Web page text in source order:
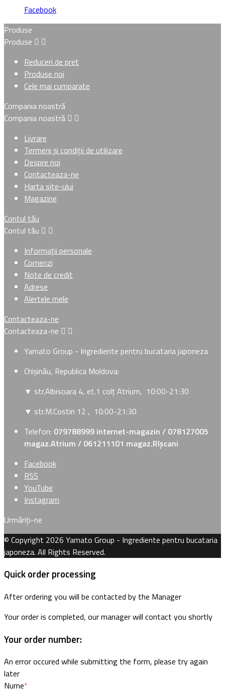
Facebook
Produse
Produse  
Reduceri de pret
Produse noi
Cele mai cumparate
Compania noastră
Compania noastră  
Livrare
Termeni și condiții de utilizare
Despre noi
Contacteaza-ne
Harta site-ului
Magazine
Contul tău
Contul tău  
Informații personale
Comenzi
Note de credit
Adrese
Alertele mele
Contacteaza-ne
Contacteaza-ne  
Yamato Group - Ingrediente pentru bucataria japoneza
Chișinău, Republica Moldova:
▼ str.Albisoara 4, et.1 colț Atrium, 10:00-21:30
▼ str.M.Costin 12 , 10:00-21:30
Telefon: 079788999 internet-magazin / 078127005
magaz.Atrium / 061211101 magaz.Rîșcani
Facebook
RSS
YouTube
Instagram
Urmăriți-ne
© Copyright 2026 Yamato Group - Ingrediente pentru bucataria
japoneza. All Rights Reserved.
Quick order processing
After ordering you will be contacted by the Manager
Your order is completed, our manager will contact you shortly
Your order number:
An error occured while submitting the form, please try again
later
Nume*